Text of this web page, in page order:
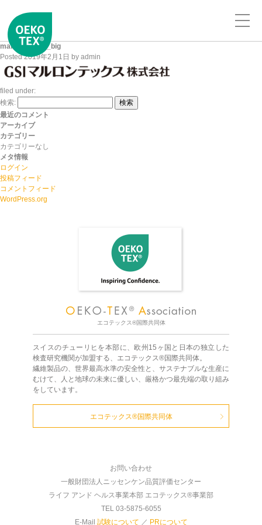
maruron_logo_big
Posted2019年2月1日 by admin
filed under:
検索:
検索
最近のコメント
アーカイブ
カテゴリー
カテゴリーなし
メタ情報
ログイン
投稿フィード
コメントフィード
WordPress.org
エコテックス®国際共同体
スイスのチューリヒを本部に、欧州15ヶ国と日本の独立した
検査研究機関が加盟する、エコテックス®国際共同体。
繊維製品の、世界最高水準の安全性と、サステナブルな生産に
むけて、人と地球の未来に優しい、厳格かつ最先端の取り組み
をしています。
エコテックス®国際共同体
お問い合わせ
一般財団法人ニッセンケン品質評価センター
ライフ アンド ヘルス事業本部 エコテックス®事業部
TEL 03-5875-6055
E-Mail 試験について ／ PRについて